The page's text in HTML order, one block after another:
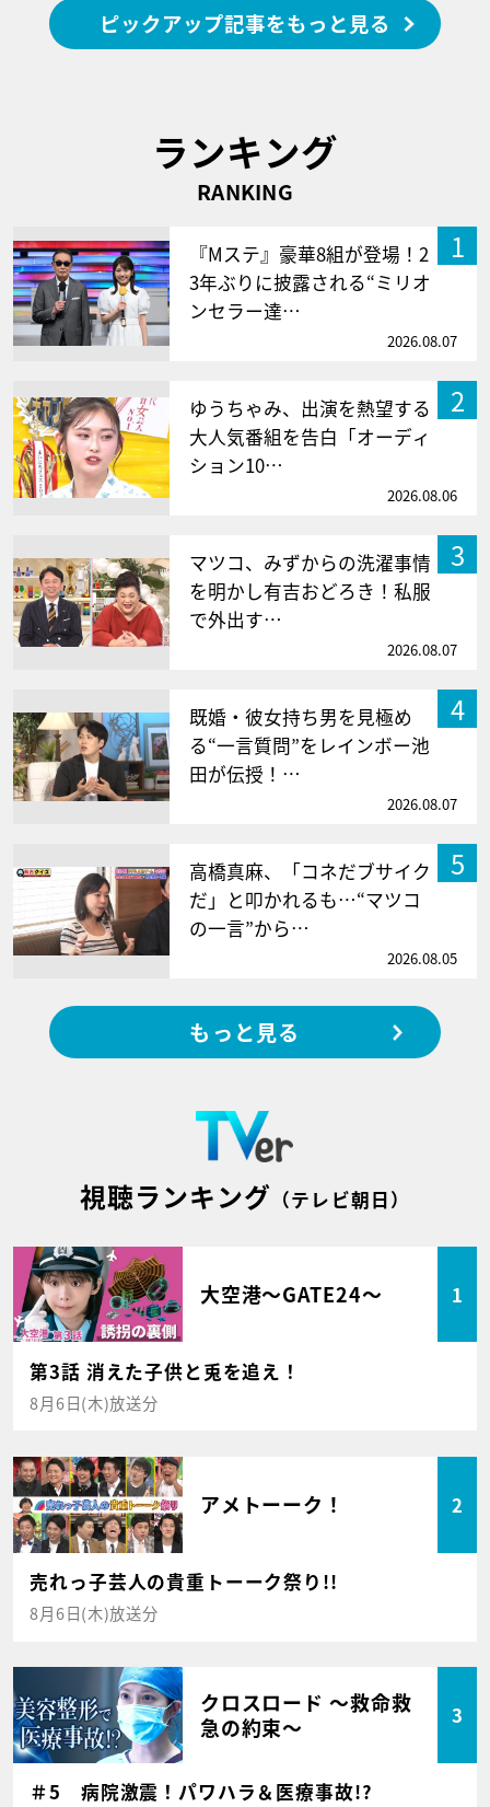
ピックアップ記事をもっと見る
ランキング
RANKING
1
『Mステ』豪華8組が登場！2
3年ぶりに披露される“ミリオ
ンセラー達…
2026.08.07
2
ゆうちゃみ、出演を熱望する
大人気番組を告白「オーディ
ション10…
2026.08.06
3
マツコ、みずからの洗濯事情
を明かし有吉おどろき！私服
で外出す…
2026.08.07
4
既婚・彼女持ち男を見極め
る“一言質問”をレインボー池
田が伝授！…
2026.08.07
5
高橋真麻、「コネだブサイク
だ」と叩かれるも…“マツコ
の一言”から…
2026.08.05
もっと見る
視聴ランキング （テレビ朝日）
大空港～GATE24～ 1
第3話 消えた子供と兎を追え！
8月6日(木)放送分
アメトーーク！ 2
売れっ子芸人の貴重トーーク祭り!!
8月6日(木)放送分
クロスロード ～救命救
急の約束～
3
＃5 病院激震！パワハラ＆医療事故!?